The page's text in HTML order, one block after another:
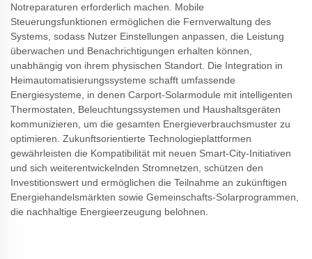
Notreparaturen erforderlich machen. Mobile
Steuerungsfunktionen ermöglichen die Fernverwaltung des
Systems, sodass Nutzer Einstellungen anpassen, die Leistung
überwachen und Benachrichtigungen erhalten können,
unabhängig von ihrem physischen Standort. Die Integration in
Heimautomatisierungssysteme schafft umfassende
Energiesysteme, in denen Carport-Solarmodule mit intelligenten
Thermostaten, Beleuchtungssystemen und Haushaltsgeräten
kommunizieren, um die gesamten Energieverbrauchsmuster zu
optimieren. Zukunftsorientierte Technologieplattformen
gewährleisten die Kompatibilität mit neuen Smart-City-Initiativen
und sich weiterentwickelnden Stromnetzen, schützen den
Investitionswert und ermöglichen die Teilnahme an zukünftigen
Energiehandelsmärkten sowie Gemeinschafts-Solarprogrammen,
die nachhaltige Energieerzeugung belohnen.